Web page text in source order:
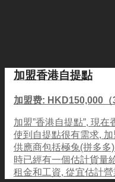
加盟香港自提點
加盟费: HKD150,000（
加盟”香港自提點”, 現
使到自提點很有需求,
供應商包括極兔(拼多
時已經有一個估計貨量
租金和工資, 從宜估計營